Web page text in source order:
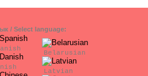
/ Select language:
Belarusian
Latvian